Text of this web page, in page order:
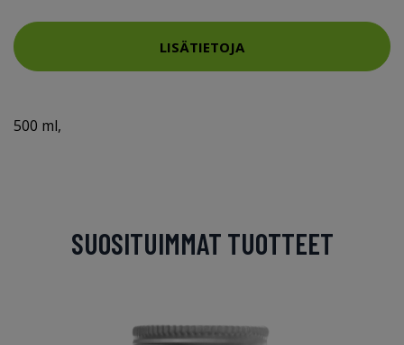
LISÄTIETOJA
500 ml,
SUOSITUIMMAT TUOTTEET